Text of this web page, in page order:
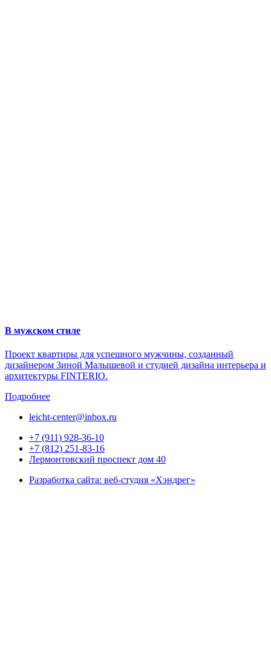
В мужском стиле
Проект квартиры для успешного мужчины, созданный
дизайнером Зиной Малышевой и студией дизайна интерьера и
архитектуры FINTERIO.
Подробнее
leicht-center@inbox.ru
+7 (911) 928-36-10
+7 (812) 251-83-16
Лермонтовский проспект дом 40
Разработка сайта: веб-студия «Хэндрег»